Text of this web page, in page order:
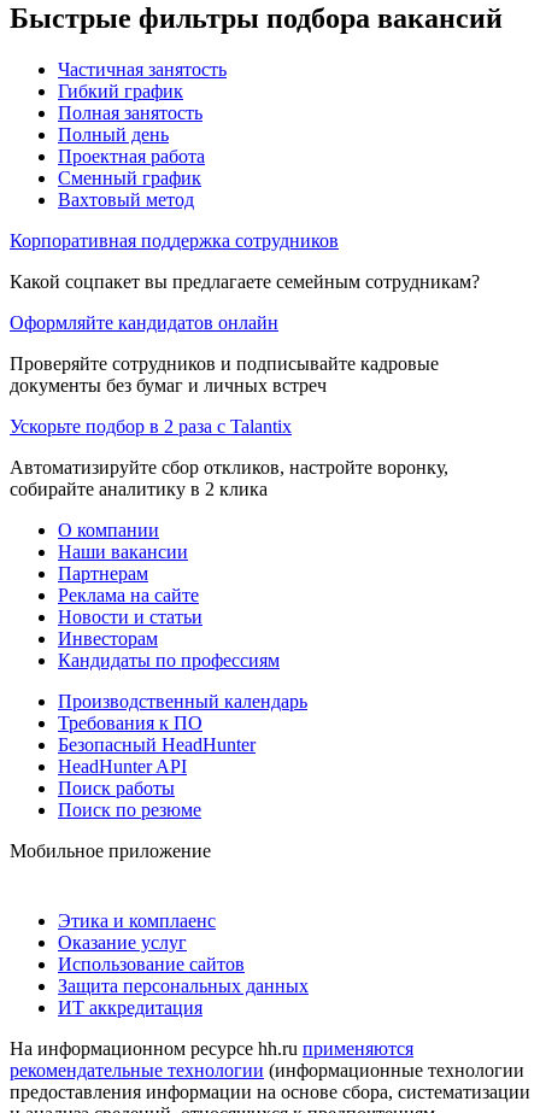
Быстрые фильтры подбора вакансий
Частичная занятость
Гибкий график
Полная занятость
Полный день
Проектная работа
Сменный график
Вахтовый метод
Корпоративная поддержка сотрудников
Какой соцпакет вы предлагаете семейным сотрудникам?
Оформляйте кандидатов онлайн
Проверяйте сотрудников и подписывайте кадровые
документы без бумаг и личных встреч
Ускорьте подбор в 2 раза с Talantix
Автоматизируйте сбор откликов, настройте воронку,
собирайте аналитику в 2 клика
О компании
Наши вакансии
Партнерам
Реклама на сайте
Новости и статьи
Инвесторам
Кандидаты по профессиям
Производственный календарь
Требования к ПО
Безопасный HeadHunter
HeadHunter API
Поиск работы
Поиск по резюме
Мобильное приложение
Этика и комплаенс
Оказание услуг
Использование сайтов
Защита персональных данных
ИТ аккредитация
На информационном ресурсе hh.ru применяются
рекомендательные технологии (информационные технологии
предоставления информации на основе сбора, систематизации